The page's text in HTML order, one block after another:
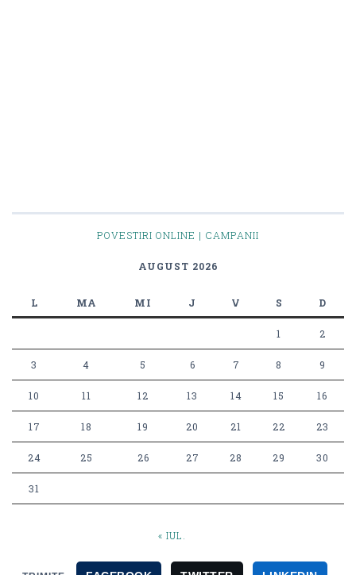
POVESTIRI ONLINE | CAMPANII
AUGUST 2026
L MA MI J V S D
1 2
3 4 5 6 7 8 9
10 11 12 13 14 15 16
17 18 19 20 21 22 23
24 25 26 27 28 29 30
31
« IUL.